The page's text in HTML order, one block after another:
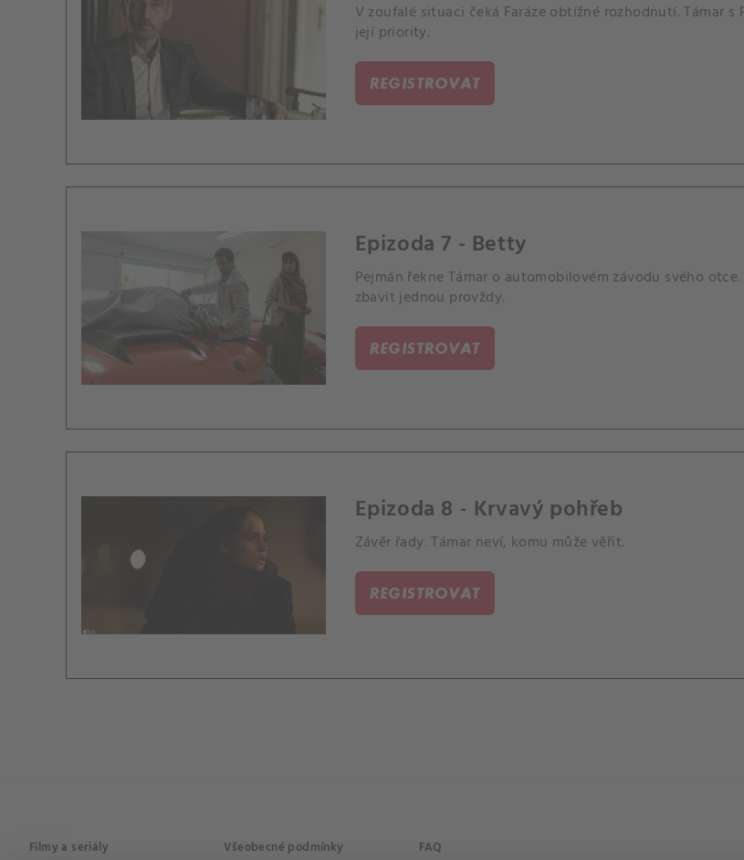
V zoufalé situaci čeká Faráze obtížné rozhodnutí. Támar
její priority.
REGISTROVAT
Epizoda 7 - Betty
Pejmán řekne Támar o automobilovém závodu svého
zbavit jednou provždy.
REGISTROVAT
Epizoda 8 - Krvavý pohřeb
Závěr řady. Támar neví, komu může věřit.
REGISTROVAT
Filmy a seriály Všeobecné podmínky FAQ